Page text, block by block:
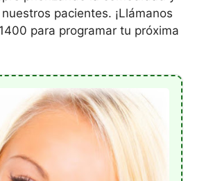
pacientes. ¡Llámanos
para programar tu próxima